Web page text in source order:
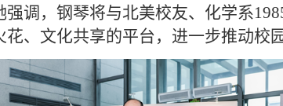
调，钢琴将与北美校友、化学系
、文化共享的平台，进一步推动校